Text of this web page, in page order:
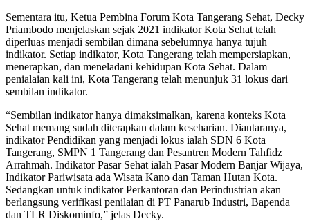
Sementara itu, Ketua Pembina Forum Kota Tangerang Sehat, Decky
Priambodo menjelaskan sejak 2021 indikator Kota Sehat telah
diperluas menjadi sembilan dimana sebelumnya hanya tujuh
indikator. Setiap indikator, Kota Tangerang telah mempersiapkan,
menerapkan, dan meneladani kehidupan Kota Sehat. Dalam
penialaian kali ini, Kota Tangerang telah menunjuk 31 lokus dari
sembilan indikator.
“Sembilan indikator hanya dimaksimalkan, karena konteks Kota
Sehat memang sudah diterapkan dalam keseharian. Diantaranya,
indikator Pendidikan yang menjadi lokus ialah SDN 6 Kota
Tangerang, SMPN 1 Tangerang dan Pesantren Modern Tahfidz
Arrahmah. Indikator Pasar Sehat ialah Pasar Modern Banjar Wijaya,
Indikator Pariwisata ada Wisata Kano dan Taman Hutan Kota.
Sedangkan untuk indikator Perkantoran dan Perindustrian akan
berlangsung verifikasi penilaian di PT Panarub Industri, Bapenda
dan TLR Diskominfo,” jelas Decky.